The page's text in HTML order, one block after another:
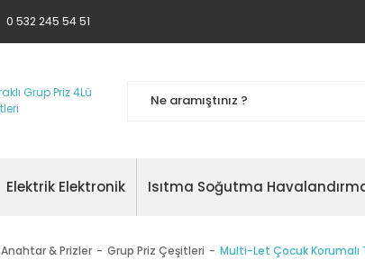
0 532 245 54 51
Elektrik Elektronik Isıtma Soğutma
Anahtar & Prizler Grup Priz Çeşitleri Multi-Let Çocuk Korumalı